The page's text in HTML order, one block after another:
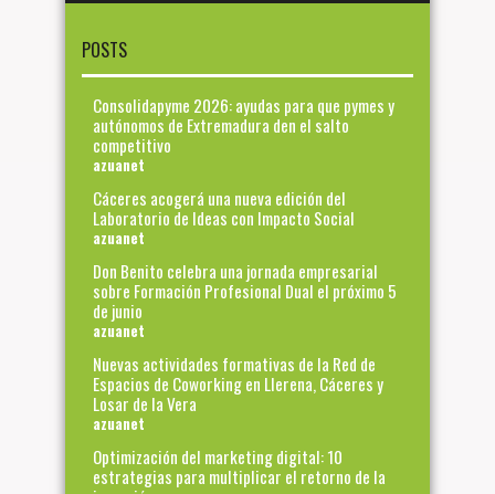
POSTS
Consolidapyme 2026: ayudas para que pymes y
autónomos de Extremadura den el salto
competitivo
azuanet
Cáceres acogerá una nueva edición del
Laboratorio de Ideas con Impacto Social
azuanet
Don Benito celebra una jornada empresarial
sobre Formación Profesional Dual el próximo 5
de junio
azuanet
Nuevas actividades formativas de la Red de
Espacios de Coworking en Llerena, Cáceres y
Losar de la Vera
azuanet
Optimización del marketing digital: 10
estrategias para multiplicar el retorno de la